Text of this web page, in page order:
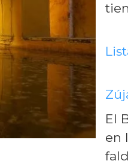
El
en